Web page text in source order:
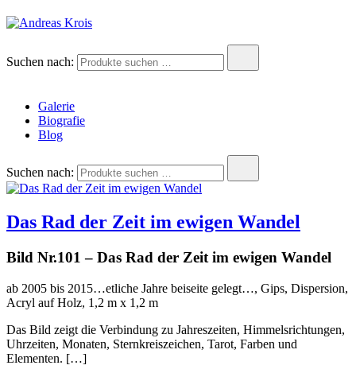
Suchen nach:
Galerie
Biografie
Blog
Suchen nach:
Das Rad der Zeit im ewigen Wandel
Bild Nr.101 – Das Rad der Zeit im ewigen Wandel
ab 2005 bis 2015…etliche Jahre beiseite gelegt…, Gips, Dispersion,
Acryl auf Holz, 1,2 m x 1,2 m
Das Bild zeigt die Verbindung zu Jahreszeiten, Himmelsrichtungen,
Uhrzeiten, Monaten, Sternkreiszeichen, Tarot, Farben und
Elementen. […]